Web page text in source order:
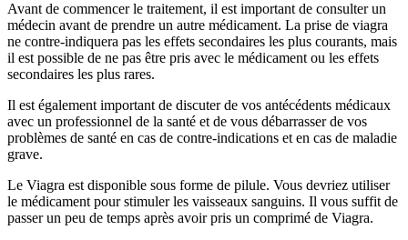
Avant de commencer le traitement, il est important de consulter un
médecin avant de prendre un autre médicament. La prise de viagra
ne contre-indiquera pas les effets secondaires les plus courants, mais
il est possible de ne pas être pris avec le médicament ou les effets
secondaires les plus rares.
Il est également important de discuter de vos antécédents médicaux
avec un professionnel de la santé et de vous débarrasser de vos
problèmes de santé en cas de contre-indications et en cas de maladie
grave.
Le Viagra est disponible sous forme de pilule. Vous devriez utiliser
le médicament pour stimuler les vaisseaux sanguins. Il vous suffit de
passer un peu de temps après avoir pris un comprimé de Viagra.